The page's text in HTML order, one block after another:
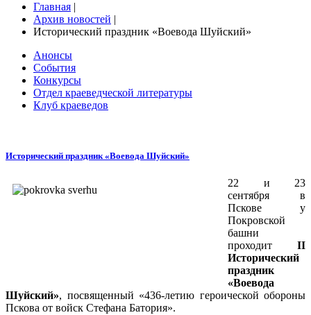
Главная |
Архив новостей |
Исторический праздник «Воевода Шуйский»
Анонсы
События
Конкурсы
Отдел краеведческой литературы
Клуб краеведов
Исторический праздник «Воевода Шуйский»
22 и 23
сентября в
Пскове у
Покровской
башни
проходит II
Исторический
праздник
«Воевода
Шуйский», посвященный «436-летию героической обороны
Пскова от войск Стефана Батория».